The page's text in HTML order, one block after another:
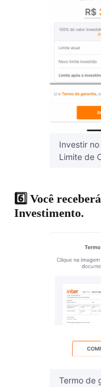
Investir no
Limite de
6️⃣ Você
Investimento.
Termo de